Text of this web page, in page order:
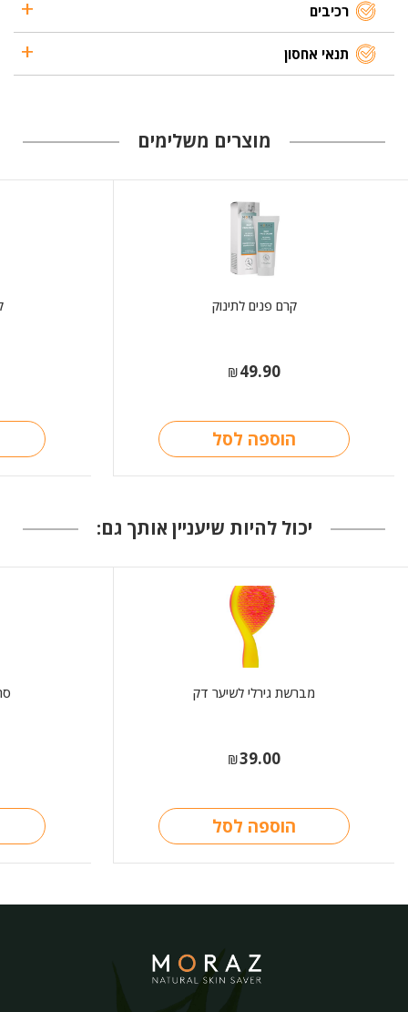
רכיבים
תנאי אחסון
מוצרים משלימים
קרם פנים לתינוק
₪49.90
הוספה לסל
יכול להיות שיעניין אותך גם:
מברשת גירלי לשיער דק
₪39.00
הוספה לסל